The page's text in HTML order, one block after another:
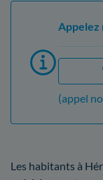
Appelez
(appel
Les habitants à